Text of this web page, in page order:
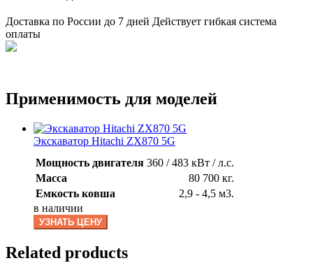
Доставка по России до 7 дней Действует гибкая система
оплаты
Применимость для моделей
Экскаватор Hitachi ZX870 5G
Мощность двигателя 360 / 483 кВт / л.с.
Масса
80 700 кг.
Емкость ковша
2,9 - 4,5 м3.
в наличии
УЗНАТЬ ЦЕНУ
Related products